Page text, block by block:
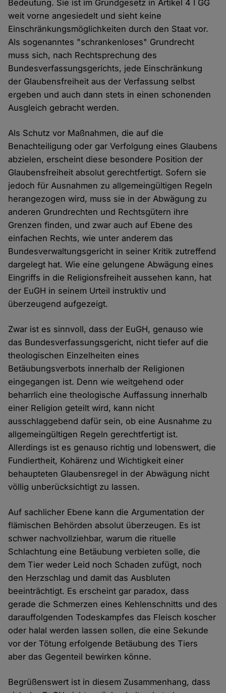
Bedeutung. Sie ist im Grundgesetz in Artikel 4 I GG
weit vorne angesiedelt und sieht keine
Einschränkungsmöglichkeiten durch den Staat vor.
Als sogenanntes "schrankenloses" Grundrecht
muss sich, nach Rechtsprechung des
Bundesverfassungsgerichts, jede Einschränkung
der Glaubensfreiheit aus der Verfassung selbst
ergeben und auch dann stets in einen schonenden
Ausgleich gebracht werden.
Als Schutz vor Maßnahmen, die auf die
Benachteiligung oder gar Verfolgung eines Glaubens
abzielen, erscheint diese besondere Position der
Glaubensfreiheit absolut gerechtfertigt. Sofern sie
jedoch für Ausnahmen zu allgemeingültigen Regeln
herangezogen wird, muss sie in der Abwägung zu
anderen Grundrechten und Rechtsgütern ihre
Grenzen finden, und zwar auch auf Ebene des
einfachen Rechts, wie unter anderem das
Bundesverwaltungsgericht in seiner Kritik zutreffend
dargelegt hat. Wie eine gelungene Abwägung eines
Eingriffs in die Religionsfreiheit aussehen kann, hat
der EuGH in seinem Urteil instruktiv und
überzeugend aufgezeigt.
Zwar ist es sinnvoll, dass der EuGH, genauso wie
das Bundesverfassungsgericht, nicht tiefer auf die
theologischen Einzelheiten eines
Betäubungsverbots innerhalb der Religionen
eingegangen ist. Denn wie weitgehend oder
beharrlich eine theologische Auffassung innerhalb
einer Religion geteilt wird, kann nicht
ausschlaggebend dafür sein, ob eine Ausnahme zu
allgemeingültigen Regeln gerechtfertigt ist.
Allerdings ist es genauso richtig und lobenswert, die
Fundiertheit, Kohärenz und Wichtigkeit einer
behaupteten Glaubensregel in der Abwägung nicht
völlig unberücksichtigt zu lassen.
Auf sachlicher Ebene kann die Argumentation der
flämischen Behörden absolut überzeugen. Es ist
schwer nachvollziehbar, warum die rituelle
Schlachtung eine Betäubung verbieten solle, die
dem Tier weder Leid noch Schaden zufügt, noch
den Herzschlag und damit das Ausbluten
beeinträchtigt. Es erscheint gar paradox, dass
gerade die Schmerzen eines Kehlenschnitts und des
darauffolgenden Todeskampfes das Fleisch koscher
oder halal werden lassen sollen, die eine Sekunde
vor der Tötung erfolgende Betäubung des Tiers
aber das Gegenteil bewirken könne.
Begrüßenswert ist in diesem Zusammenhang, dass